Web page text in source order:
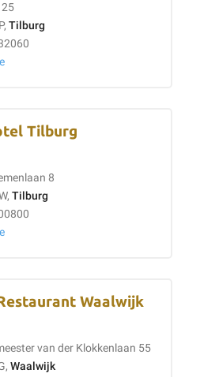
25
Tilburg
Tilburg
8
Tilburg
Waalwijk
van der Klokkenlaan 55
Waalwijk